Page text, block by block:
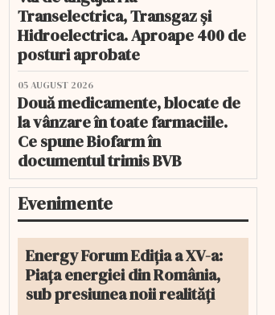
Transelectrica, Transgaz și
Hidroelectrica. Aproape 400 de
posturi aprobate
05 AUGUST 2026
Două medicamente, blocate de
la vânzare în toate farmaciile.
Ce spune Biofarm în
documentul trimis BVB
Evenimente
Energy Forum Ediția a XV-a:
Piața energiei din România,
sub presiunea noii realități